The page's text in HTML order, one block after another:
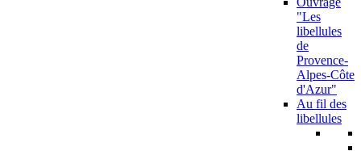
"Les
libellules
de
Provence-
Alpes-Côte
d'Azur"
Au fil des
libellules